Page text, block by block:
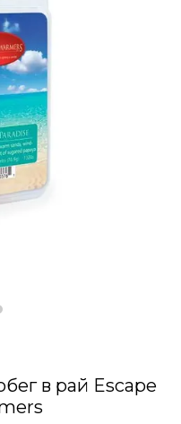
в рай Escape